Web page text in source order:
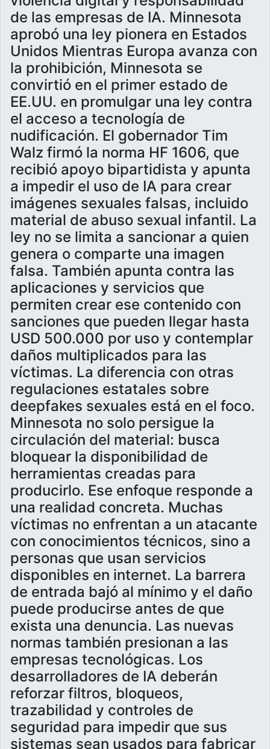
de las empresas de IA. Minnesota
aprobó una ley pionera en Estados
Unidos Mientras Europa avanza con
la prohibición, Minnesota se
convirtió en el primer estado de
EE.UU. en promulgar una ley contra
el acceso a tecnología de
nudificación. El gobernador Tim
Walz firmó la norma HF 1606, que
recibió apoyo bipartidista y apunta
a impedir el uso de IA para crear
imágenes sexuales falsas, incluido
material de abuso sexual infantil. La
ley no se limita a sancionar a quien
genera o comparte una imagen
falsa. También apunta contra las
aplicaciones y servicios que
permiten crear ese contenido con
sanciones que pueden llegar hasta
USD 500.000 por uso y contemplar
daños multiplicados para las
víctimas. La diferencia con otras
regulaciones estatales sobre
deepfakes sexuales está en el foco.
Minnesota no solo persigue la
circulación del material: busca
bloquear la disponibilidad de
herramientas creadas para
producirlo. Ese enfoque responde a
una realidad concreta. Muchas
víctimas no enfrentan a un atacante
con conocimientos técnicos, sino a
personas que usan servicios
disponibles en internet. La barrera
de entrada bajó al mínimo y el daño
puede producirse antes de que
exista una denuncia. Las nuevas
normas también presionan a las
empresas tecnológicas. Los
desarrolladores de IA deberán
reforzar filtros, bloqueos,
trazabilidad y controles de
seguridad para impedir que sus
sistemas sean usados para fabricar